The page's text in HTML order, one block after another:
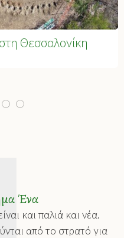
Θεσσαλονίκη
Ένα
και παλιά και νέα.
από το στρατό για